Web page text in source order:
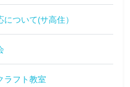
ついて(サ高住）
フト教室